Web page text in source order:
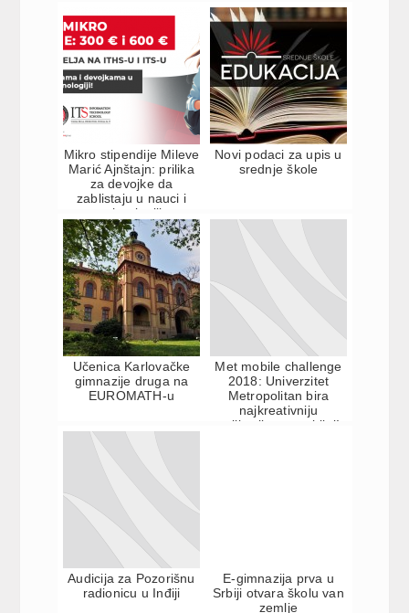
Mikro stipendije Mileve
Marić Ajnštajn: prilika
za devojke da
zablistaju u nauci i
tehnologiji
Novi podaci za upis u
srednje škole
Učenica Karlovačke
gimnazije druga na
EUROMATH-u
Met mobile challenge
2018: Univerzitet
Metropolitan bira
najkreativniju
aplikaciju za mobilni!
Audicija za Pozorišnu
radionicu u Inđiji
E-gimnazija prva u
Srbiji otvara školu van
zemlje